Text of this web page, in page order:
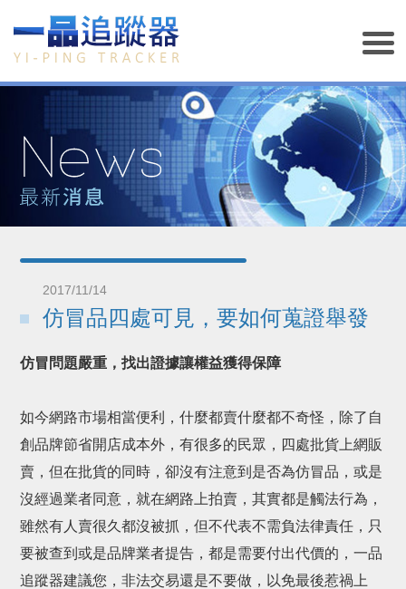
2017/11/14
仿冒品四處可見，要如何蒐證舉發
仿冒問題嚴重，找出證據讓權益獲得保障
如今網路市場相當便利，什麼都賣什麼都不奇怪，除了自
創品牌節省開店成本外，有很多的民眾，四處批貨上網販
賣，但在批貨的同時，卻沒有注意到是否為仿冒品，或是
沒經過業者同意，就在網路上拍賣，其實都是觸法行為，
雖然有人賣很久都沒被抓，但不代表不需負法律責任，只
要被查到或是品牌業者提告，都是需要付出代價的，一品
追蹤器建議您，非法交易還是不要做，以免最後惹禍上